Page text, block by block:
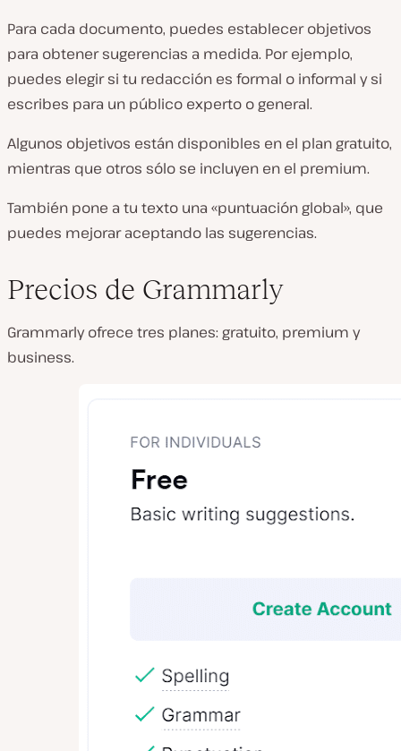
Para cada documento, puedes establecer objetivos
para obtener sugerencias a medida. Por ejemplo,
puedes elegir si tu redacción es formal o informal y si
escribes para un público experto o general.
Algunos objetivos están disponibles en el plan gratuito,
mientras que otros sólo se incluyen en el premium.
También pone a tu texto una «puntuación global», que
puedes mejorar aceptando las sugerencias.
Precios de Grammarly
Grammarly ofrece tres planes: gratuito, premium y
business.